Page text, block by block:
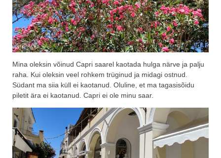
Mina oleksin võinud Capri saarel kaotada hulga närve ja palju
raha. Kui oleksin veel rohkem trüginud ja midagi ostnud.
Südant ma siia küll ei kaotanud. Oluline, et ma tagasisõidu
piletit ära ei kaotanud. Capri ei ole minu saar.